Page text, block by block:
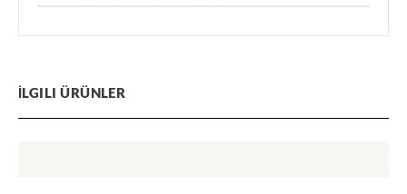
İLGILI ÜRÜNLER